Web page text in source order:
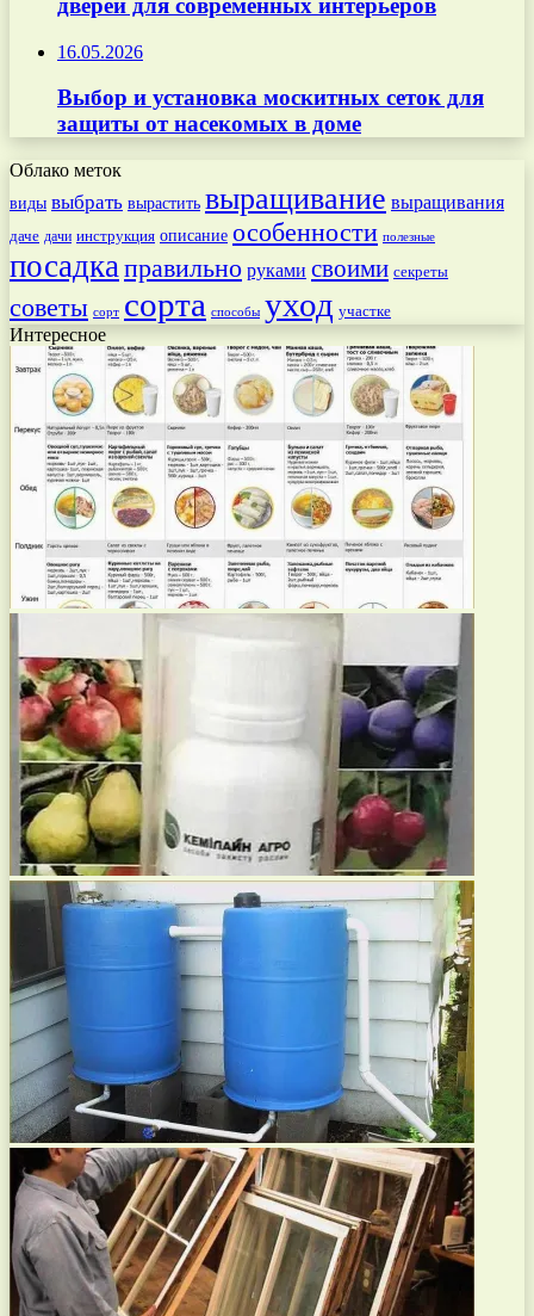
дверей для современных интерьеров
16.05.2026
Выбор и установка москитных сеток для
защиты от насекомых в доме
Облако меток
виды выбрать вырастить выращивание выращивания
даче дачи инструкция описание особенности полезные
посадкаправильно руками своими секреты
советы сорт сорта способы уход участке
Интересное